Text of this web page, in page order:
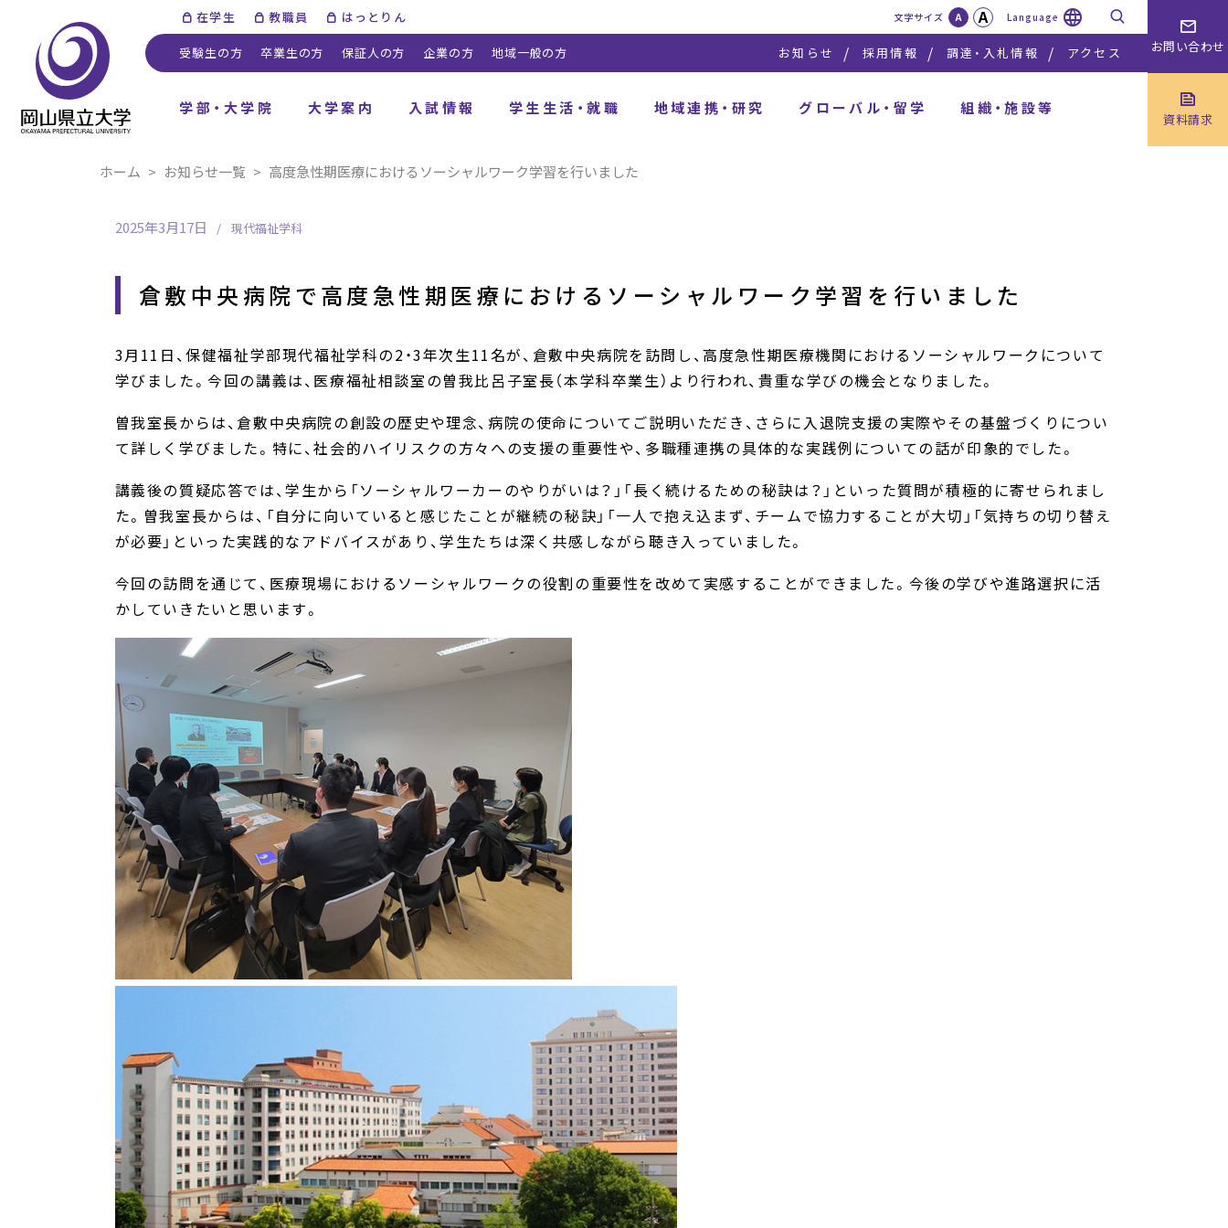
お問い合わせ
資料請求
学部・大学院 大学案内 入試情報 学生生活・就職 地域連携・研究 グローバル・留学 組織・施設等
お知らせ 採用情報 調達・入札情報 アクセス
受験生の方 卒業生の方 保証人の方 企業の方 地域一般の方
文字サイズ A A Language
在学生 教職員 はっとりん
ホーム お知らせ一覧 高度急性期医療におけるソーシャルワーク学習を行いました
2025年3月17日 現代福祉学科
倉敷中央病院で高度急性期医療におけるソーシャルワーク学習を行いました
3月11日、保健福祉学部現代福祉学科の2・3年次生11名が、倉敷中央病院を訪問し、高度急性期医療機関におけるソーシャルワークについて
学びました。今回の講義は、医療福祉相談室の曽我比呂子室長（本学科卒業生）より行われ、貴重な学びの機会となりました。
曽我室長からは、倉敷中央病院の創設の歴史や理念、病院の使命についてご説明いただき、さらに入退院支援の実際やその基盤づくりについ
て詳しく学びました。特に、社会的ハイリスクの方々への支援の重要性や、多職種連携の具体的な実践例についての話が印象的でした。
講義後の質疑応答では、学生から「ソーシャルワーカーのやりがいは？」「長く続けるための秘訣は？」といった質問が積極的に寄せられまし
た。曽我室長からは、「自分に向いていると感じたことが継続の秘訣」「一人で抱え込まず、チームで協力することが大切」「気持ちの切り替え
が必要」といった実践的なアドバイスがあり、学生たちは深く共感しながら聴き入っていました。
今回の訪問を通じて、医療現場におけるソーシャルワークの役割の重要性を改めて実感することができました。今後の学びや進路選択に活
かしていきたいと思います。